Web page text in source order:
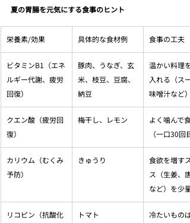
夏の胃腸を元気にする食事のヒント
栄養素/効果 具体的な食材例 食事の工夫
ビタミンB1（エネ
ルギー代謝、疲労
回復）
豚肉、うなぎ、玄
米、枝豆、豆腐、
納豆
温かい料理を
入れる（スー
味噌汁など）
クエン酸（疲労回
復）
梅干し、レモン
よく噛んで食
（一口30回
カリウム（むくみ
予防）
きゅうり
食欲を増すス
ス（生姜、
など）を少量
リコピン（抗酸化
トマト
冷たいものば